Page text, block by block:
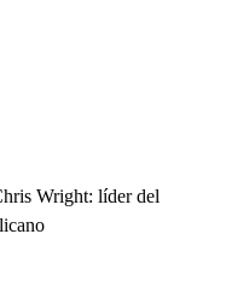
Wright: líder del